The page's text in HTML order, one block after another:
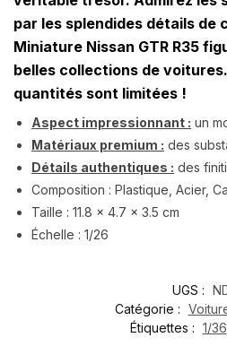
par les splendides détails de
Miniature Nissan GTR R35
belles collections de
quantités sont limitées !
Aspect impressionnant : un
Matériaux premium : des
Détails authentiques : des
Composition : Plastique, Acier,
Taille : 11.8 x 4.7 x 3.5 cm
Échelle : 1/26
UGS :
Catégorie :
Étiquettes : 1/36